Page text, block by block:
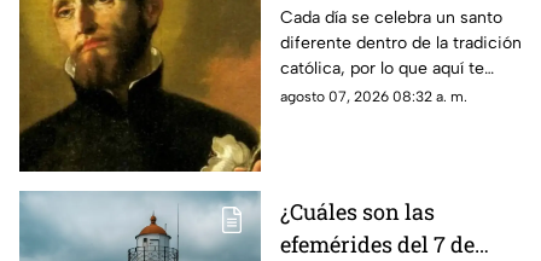
que se celebran este
viernes 7 de agosto de
2026?
Cada día se celebra un santo
diferente dentro de la tradición
católica, por lo que aquí te
compartimos el santoral
agosto 07, 2026 08:32 a. m.
¿Cuáles son las
efemérides del 7 de